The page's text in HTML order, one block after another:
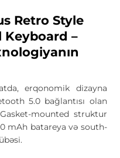
Retro Style
Keyboard –
erqonomik dizayna
5.0 bağlantısı olan
mounted struktur
mAh batareya və south-